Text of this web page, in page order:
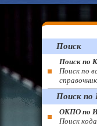
Поиск
Поиск по
Поиск по
Поиск
ОКПО по
Поиск